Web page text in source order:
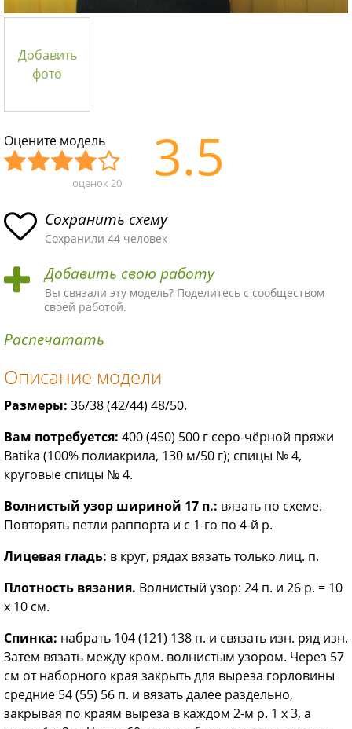
Добавить
фото
Оцените модель
асн
ая
ма
пло
хая
ма
ыч
ная
ма
Хор
ая
ма
Отл
ая
ма!
оценок 20 3.5
Сохранить схему
Сохранили 44 человек
Добавить свою работу
Вы связали эту модель? Поделитесь с сообществом
своей работой.
Распечатать
Описание модели
Размеры: 36/38 (42/44) 48/50.
Вам потребуется: 400 (450) 500 г серо-чёрной пряжи
Batika (100% полиакрила, 130 м/50 г); спицы № 4,
круговые спицы № 4.
Волнистый узор шириной 17 п.: вязать по схеме.
Повторять петли раппорта и с 1-го по 4-й р.
Лицевая гладь: в круг, рядах вязать только лиц. п.
Плотность вязания. Волнистый узор: 24 п. и 26 р. = 10
x 10 см.
Спинка: набрать 104 (121) 138 п. и связать изн. ряд изн.
Затем вязать между кром. волнистым узором. Через 57
см от наборного края закрыть для выреза горловины
средние 54 (55) 56 п. и вязать далее раздельно,
закрывая по краям выреза в каждом 2-м р. 1 х 3, а